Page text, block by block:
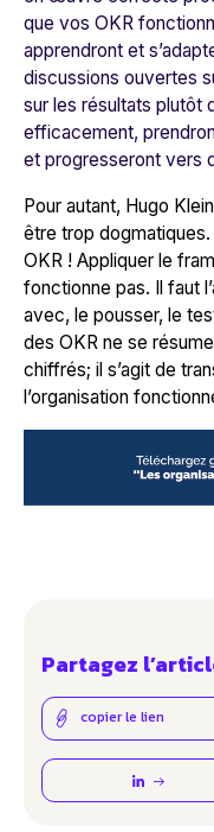
que vos OKR
apprendront et
discussions ouvertes
sur les résultats plutôt
efficacement,
et progresseront vers
Pour autant, Hugo
être trop dogmatiques.
OKR ! Appliquer le
fonctionne pas. Il faut
avec, le pousser, le
des OKR ne se
chiffrés; il s’agit de
l’organisation
Partagez
copier le lien